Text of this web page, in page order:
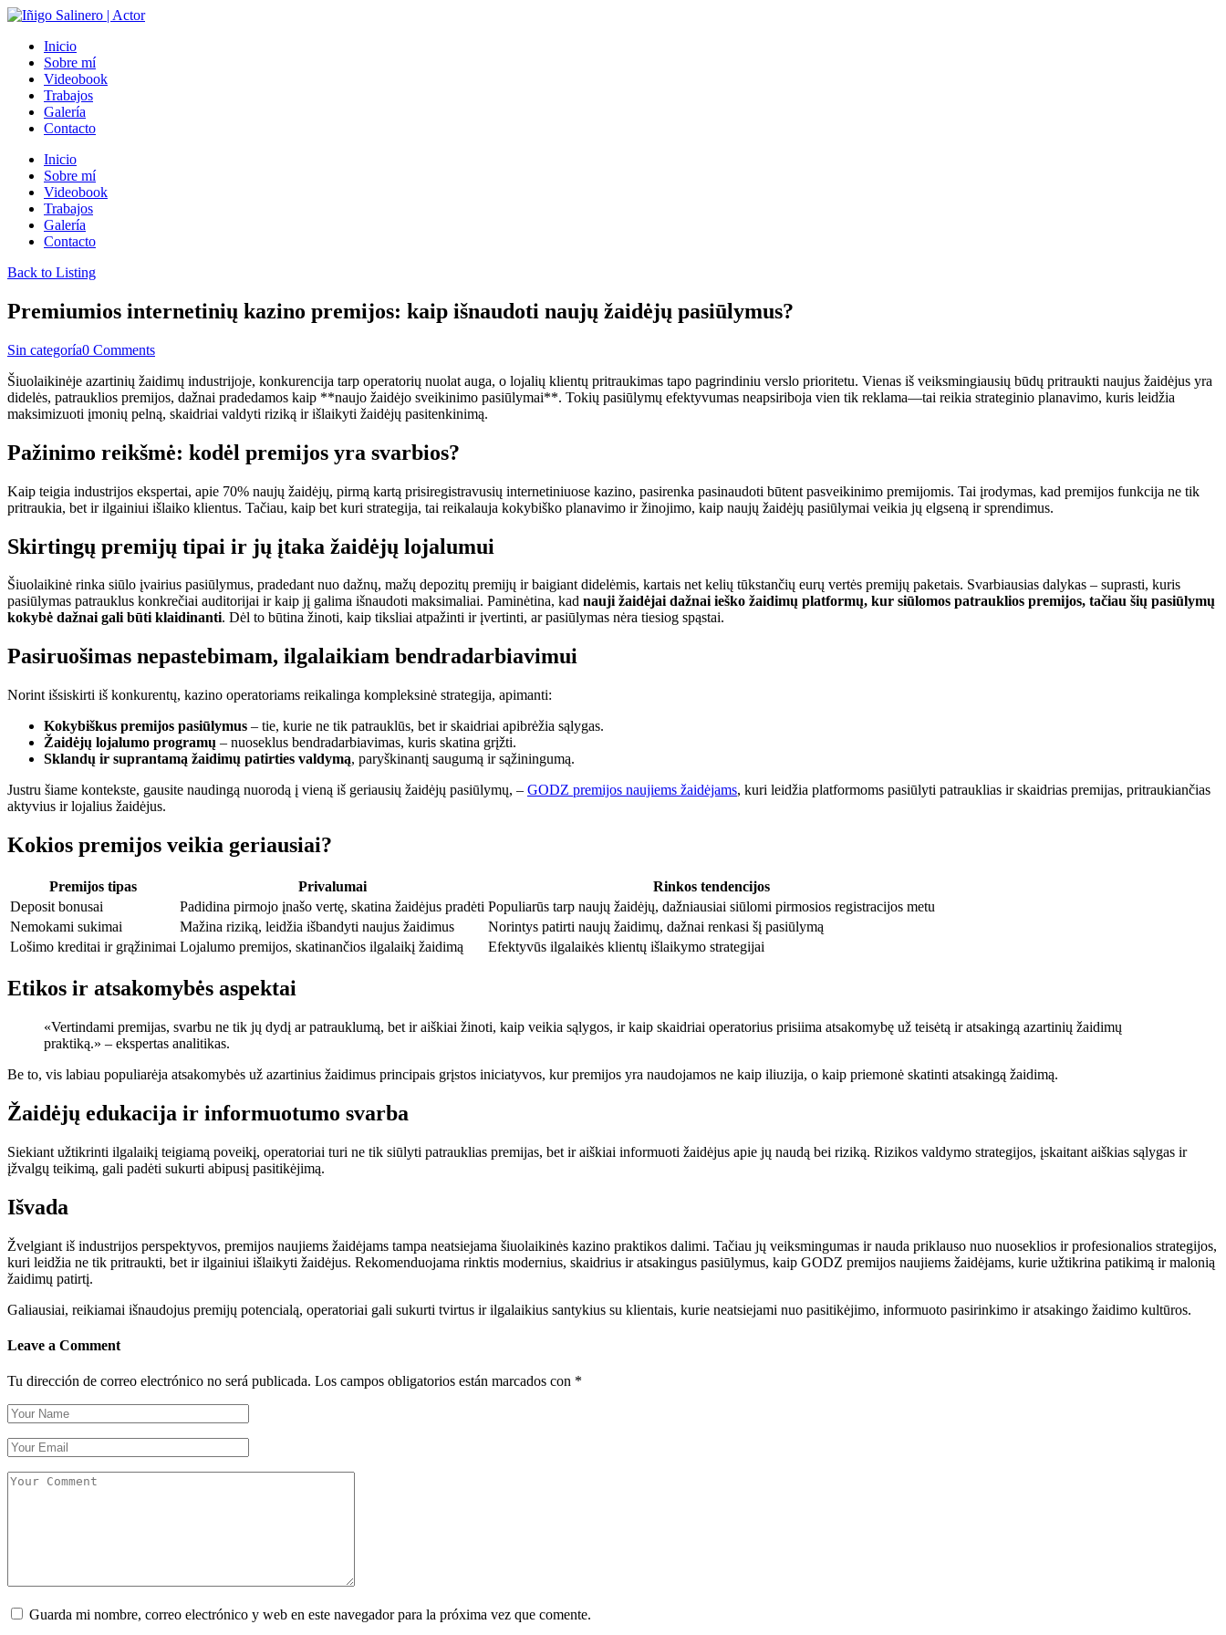
Inicio
Sobre mí
Videobook
Trabajos
Galería
Contacto
Inicio
Sobre mí
Videobook
Trabajos
Galería
Contacto
Back to Listing
Premiumios internetinių kazino premijos: kaip išnaudoti naujų žaidėjų pasiūlymus?
Sin categoría0 Comments
Šiuolaikinėje azartinių žaidimų industrijoje, konkurencija tarp operatorių nuolat auga, o lojalių klientų pritraukimas tapo pagrindiniu verslo prioritetu. Vienas iš veiksmingiausių būdų pritraukti naujus žaidėjus yra
didelės, patrauklios premijos, dažnai pradedamos kaip **naujo žaidėjo sveikinimo pasiūlymai**. Tokių pasiūlymų efektyvumas neapsiriboja vien tik reklama—tai reikia strateginio planavimo, kuris leidžia
maksimizuoti įmonių pelną, skaidriai valdyti riziką ir išlaikyti žaidėjų pasitenkinimą.
Pažinimo reikšmė: kodėl premijos yra svarbios?
Kaip teigia industrijos ekspertai, apie 70% naujų žaidėjų, pirmą kartą prisiregistravusių internetiniuose kazino, pasirenka pasinaudoti būtent pasveikinimo premijomis. Tai įrodymas, kad premijos funkcija ne tik
pritraukia, bet ir ilgainiui išlaiko klientus. Tačiau, kaip bet kuri strategija, tai reikalauja kokybiško planavimo ir žinojimo, kaip naujų žaidėjų pasiūlymai veikia jų elgseną ir sprendimus.
Skirtingų premijų tipai ir jų įtaka žaidėjų lojalumui
Šiuolaikinė rinka siūlo įvairius pasiūlymus, pradedant nuo dažnų, mažų depozitų premijų ir baigiant didelėmis, kartais net kelių tūkstančių eurų vertės premijų paketais. Svarbiausias dalykas – suprasti, kuris
pasiūlymas patrauklus konkrečiai auditorijai ir kaip jį galima išnaudoti maksimaliai. Paminėtina, kad nauji žaidėjai dažnai ieško žaidimų platformų, kur siūlomos patrauklios premijos, tačiau šių pasiūlymų
kokybė dažnai gali būti klaidinanti. Dėl to būtina žinoti, kaip tiksliai atpažinti ir įvertinti, ar pasiūlymas nėra tiesiog spąstai.
Pasiruošimas nepastebimam, ilgalaikiam bendradarbiavimui
Norint išsiskirti iš konkurentų, kazino operatoriams reikalinga kompleksinė strategija, apimanti:
Kokybiškus premijos pasiūlymus – tie, kurie ne tik patrauklūs, bet ir skaidriai apibrėžia sąlygas.
Žaidėjų lojalumo programų – nuoseklus bendradarbiavimas, kuris skatina grįžti.
Sklandų ir suprantamą žaidimų patirties valdymą, paryškinantį saugumą ir sąžiningumą.
Justru šiame kontekste, gausite naudingą nuorodą į vieną iš geriausių žaidėjų pasiūlymų, – GODZ premijos naujiems žaidėjams, kuri leidžia platformoms pasiūlyti patrauklias ir skaidrias premijas, pritraukiančias
aktyvius ir lojalius žaidėjus.
Kokios premijos veikia geriausiai?
Premijos tipas Privalumai
Rinkos tendencijos
Deposit bonusai
Padidina pirmojo įnašo vertę, skatina žaidėjus pradėti Populiarūs tarp naujų žaidėjų, dažniausiai siūlomi pirmosios registracijos metu
Nemokami sukimai
Mažina riziką, leidžia išbandyti naujus žaidimus
Norintys patirti naujų žaidimų, dažnai renkasi šį pasiūlymą
Lošimo kreditai ir grąžinimai Lojalumo premijos, skatinančios ilgalaikį žaidimą Efektyvūs ilgalaikės klientų išlaikymo strategijai
Etikos ir atsakomybės aspektai
«Vertindami premijas, svarbu ne tik jų dydį ar patrauklumą, bet ir aiškiai žinoti, kaip veikia sąlygos, ir kaip skaidriai operatorius prisiima atsakomybę už teisėtą ir atsakingą azartinių žaidimų
praktiką.» – ekspertas analitikas.
Be to, vis labiau populiarėja atsakomybės už azartinius žaidimus principais grįstos iniciatyvos, kur premijos yra naudojamos ne kaip iliuzija, o kaip priemonė skatinti atsakingą žaidimą.
Žaidėjų edukacija ir informuotumo svarba
Siekiant užtikrinti ilgalaikį teigiamą poveikį, operatoriai turi ne tik siūlyti patrauklias premijas, bet ir aiškiai informuoti žaidėjus apie jų naudą bei riziką. Rizikos valdymo strategijos, įskaitant aiškias sąlygas ir
įžvalgų teikimą, gali padėti sukurti abipusį pasitikėjimą.
Išvada
Žvelgiant iš industrijos perspektyvos, premijos naujiems žaidėjams tampa neatsiejama šiuolaikinės kazino praktikos dalimi. Tačiau jų veiksmingumas ir nauda priklauso nuo nuoseklios ir profesionalios strategijos,
kuri leidžia ne tik pritraukti, bet ir ilgainiui išlaikyti žaidėjus. Rekomenduojama rinktis modernius, skaidrius ir atsakingus pasiūlymus, kaip GODZ premijos naujiems žaidėjams, kurie užtikrina patikimą ir malonią
žaidimų patirtį.
Galiausiai, reikiamai išnaudojus premijų potencialą, operatoriai gali sukurti tvirtus ir ilgalaikius santykius su klientais, kurie neatsiejami nuo pasitikėjimo, informuoto pasirinkimo ir atsakingo žaidimo kultūros.
Leave a Comment
Tu dirección de correo electrónico no será publicada. Los campos obligatorios están marcados con *
Guarda mi nombre, correo electrónico y web en este navegador para la próxima vez que comente.